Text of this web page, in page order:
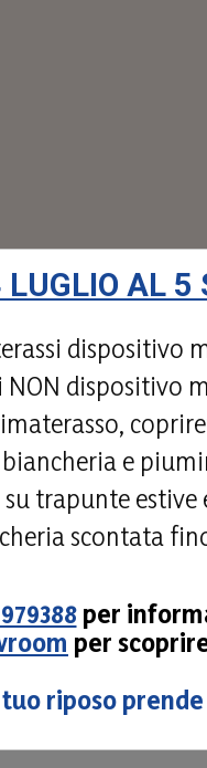
AL 5
dispositivo
NON dispositivo
e
su trapunte estive
scontata
per
per
riposo